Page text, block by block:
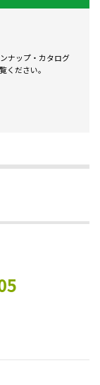
ナップ・カタログ
ください。